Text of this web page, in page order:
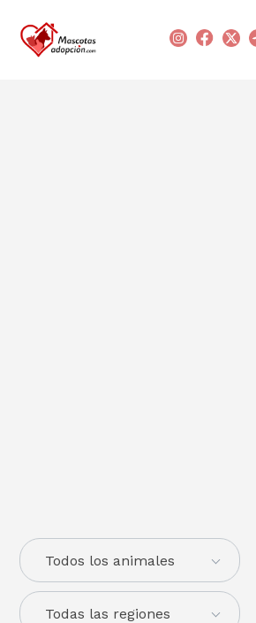
Todas las regiones
Todos los animales